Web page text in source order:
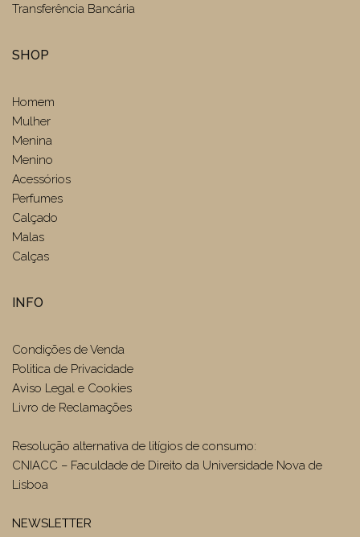
Transferência Bancária
SHOP
Homem
Mulher
Menina
Menino
Acessórios
Perfumes
Calçado
Malas
Calças
INFO
Condições de Venda
Politica de Privacidade
Aviso Legal e Cookies
Livro de Reclamações
Resolução alternativa de litígios de consumo:
CNIACC – Faculdade de Direito da Universidade Nova de
Lisboa
NEWSLETTER